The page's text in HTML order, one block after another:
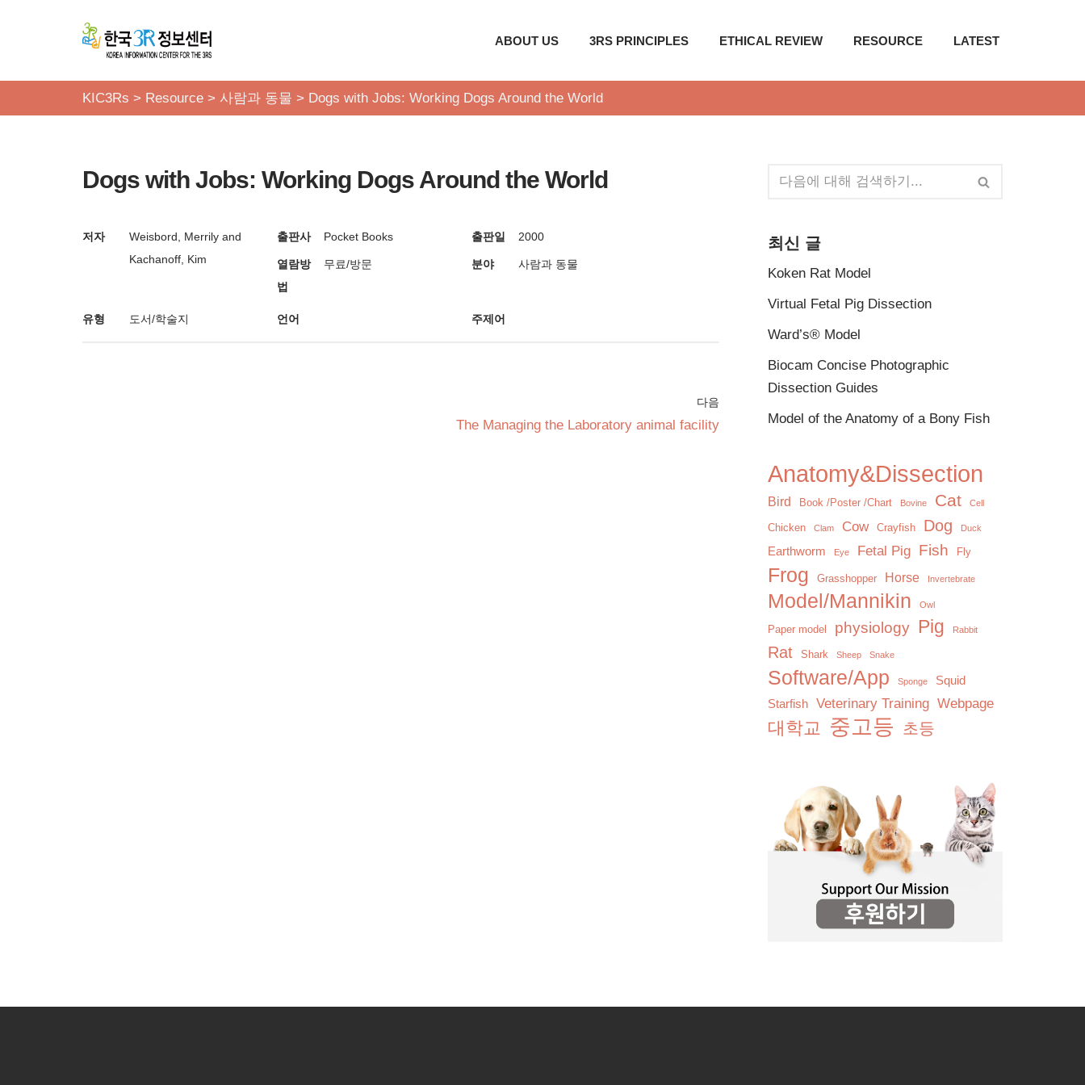
로
ABOUT US 3RS PRINCIPLES ETHICAL REVIEW RESOURCE LATEST
KIC3Rs > Resource > 사람과 동물 > Dogs with Jobs: Working Dogs Around the World
Dogs with Jobs: Working Dogs Around the World
저자
Weisbord, Merrily and
Kachanoff, Kim
출판사 Pocket Books 출판일 2000
열람방
법
무료/방문 분야 사람과 동물
유형 도서/학술지 언어 주제어
다음
The Managing the Laboratory animal facility
최신 글
Koken Rat Model
Virtual Fetal Pig Dissection
Ward’s® Model
Biocam Concise Photographic
Dissection Guides
Model of the Anatomy of a Bony Fish
Anatomy&Dissection
Bird Book /Poster /Chart Bovine Cat Cell
Chicken Clam Cow Crayfish Dog Duck
Earthworm Eye Fetal Pig Fish Fly
Frog Grasshopper Horse Invertebrate
Model/Mannikin Owl
Paper model physiology Pig Rabbit
Rat Shark Sheep Snake
Software/App Sponge
Squid
Starfish
Veterinary Training Webpage
대학교 중고등 초등